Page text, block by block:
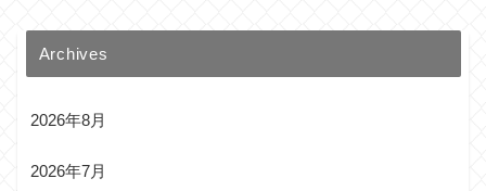
Archives
2026年8月
2026年7月